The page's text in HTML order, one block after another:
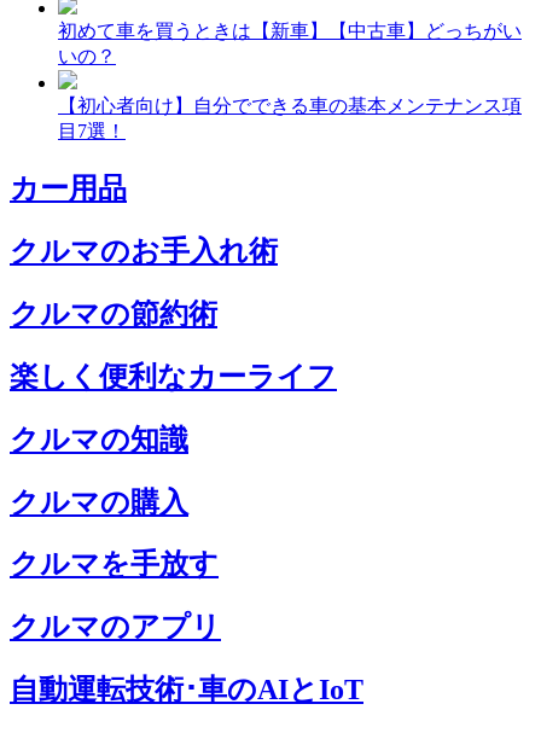
初めて車を買うときは【新車】【中古車】どっちがい
いの？
【初心者向け】自分でできる車の基本メンテナンス項
目7選！
カー用品
クルマのお手入れ術
クルマの節約術
楽しく便利なカーライフ
クルマの知識
クルマの購入
クルマを手放す
クルマのアプリ
自動運転技術･車のAIとIoT